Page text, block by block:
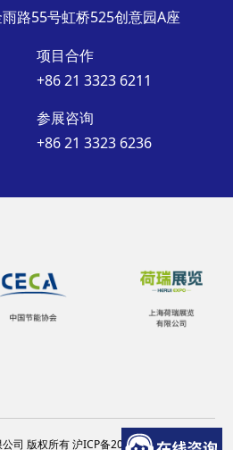
路55号虹桥525创意园A座
项目合作
+86 21 3323 6211
参展咨询
+86 21 3323 6236
司 版权所有 沪ICP备20012314号-13